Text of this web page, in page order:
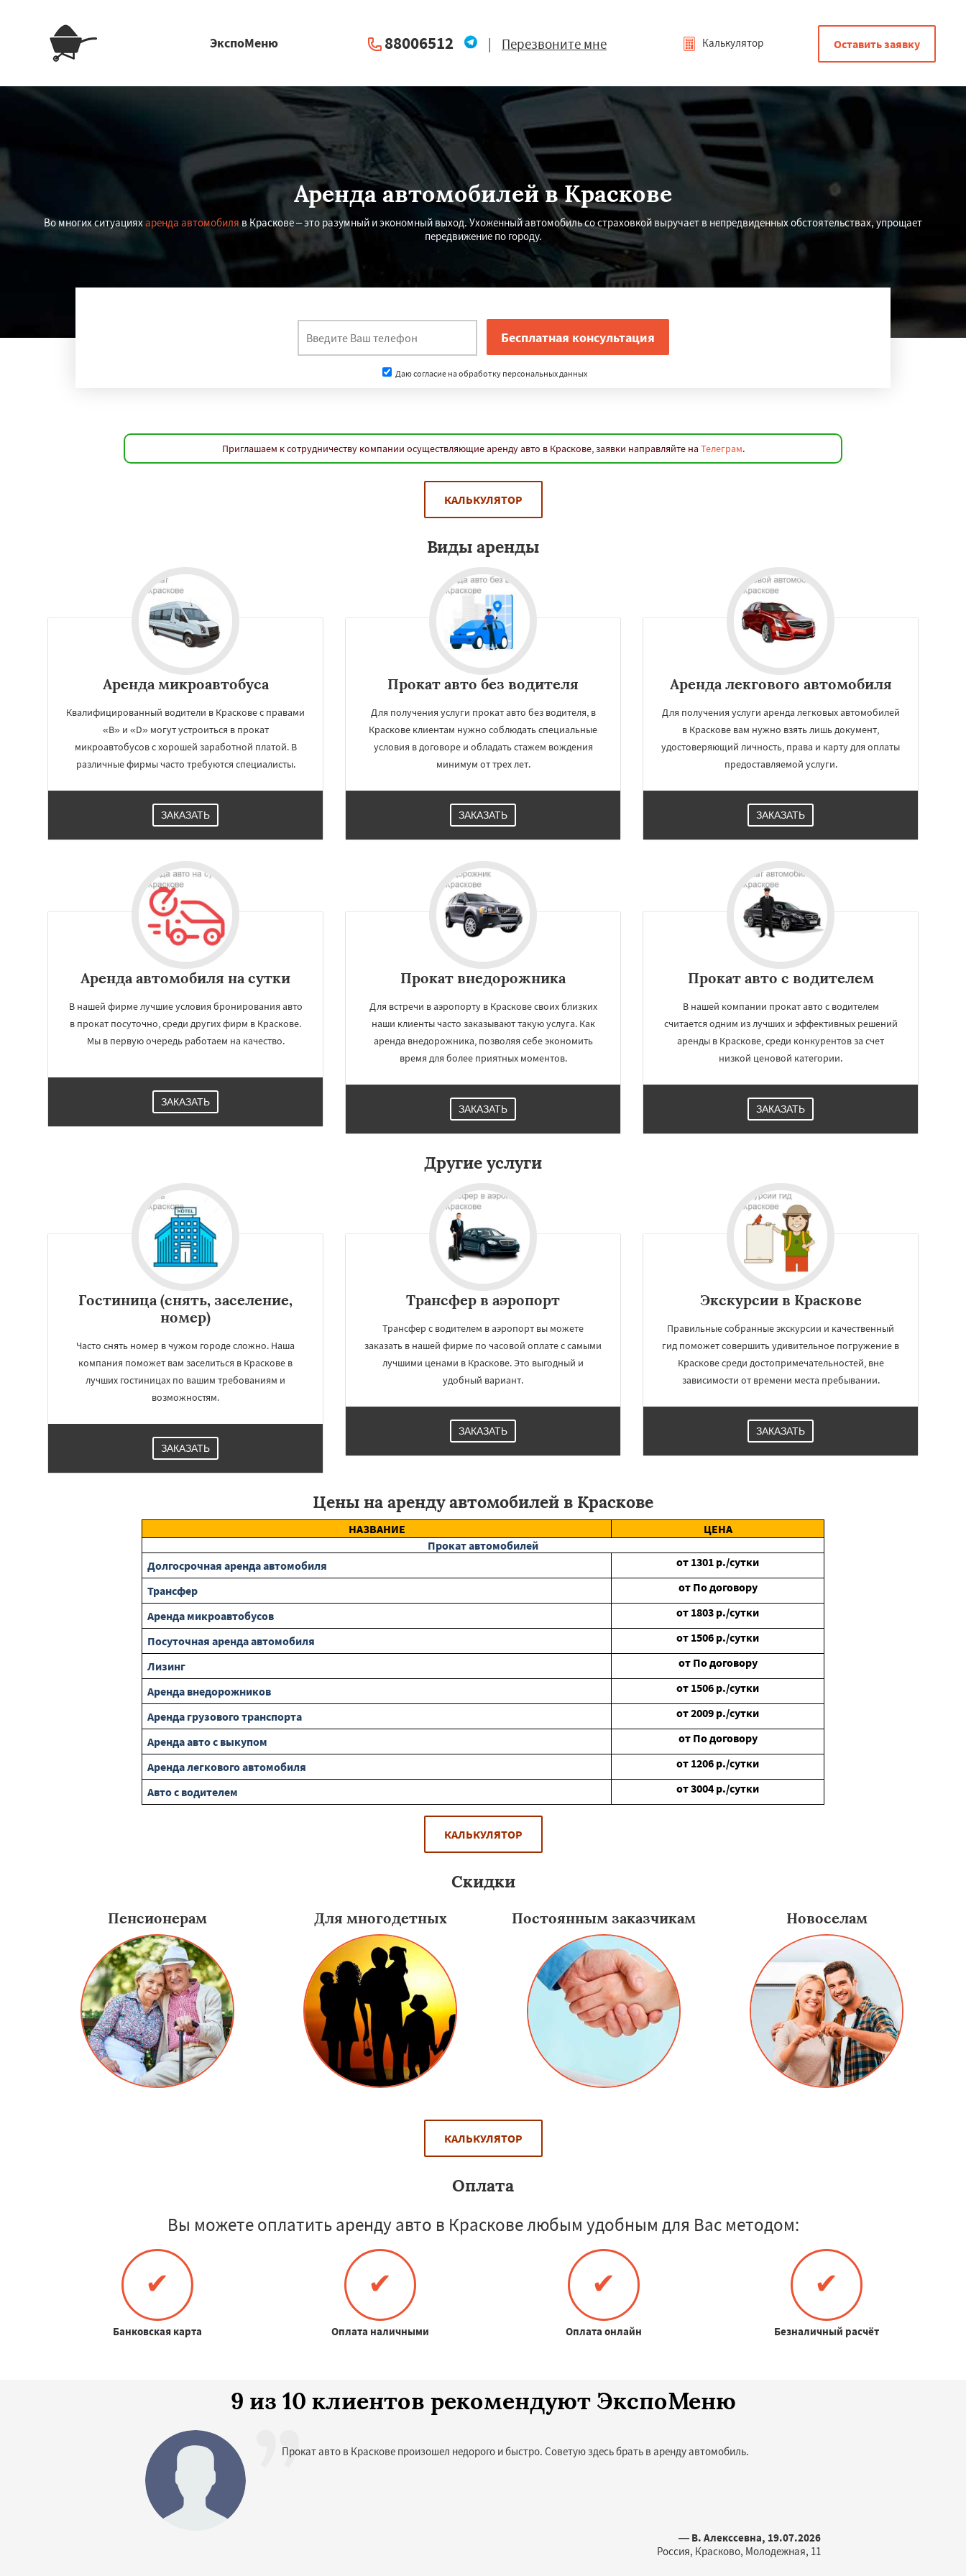
×
Нахабино
Фосфоритный
ЭкспоМеню 88006512 | Перезвоните мне Калькулятор Оставить заявку
Аренда автомобилей в Краскове
Во многих ситуацияхаренда автомобиляв Краскове – это разумный и экономный выход. Ухоженный автомобиль со страховкой выручает в непредвиденных обстоятельствах, упрощает
передвижение по городу.
Даю согласие на обработку персональных данных
Приглашаем к сотрудничеству компании осуществляющие аренду авто в Краскове, заявки направляйте на Телеграм.
КАЛЬКУЛЯТОР
Виды аренды
Аренда микроавтобуса
Квалифицированный водители в Краскове с правами
«B» и «D» могут устроиться в прокат
микроавтобусов с хорошей заработной платой. В
различные фирмы часто требуются специалисты.
ЗАКАЗАТЬ
Прокат авто без водителя
Для получения услуги прокат авто без водителя, в
Краскове клиентам нужно соблюдать специальные
условия в договоре и обладать стажем вождения
минимум от трех лет.
ЗАКАЗАТЬ
Аренда лекгового автомобиля
Для получения услуги аренда легковых автомобилей
в Краскове вам нужно взять лишь документ,
удостоверяющий личность, права и карту для оплаты
предоставляемой услуги.
ЗАКАЗАТЬ
Аренда автомобиля на сутки
В нашей фирме лучшие условия бронирования авто
в прокат посуточно, среди других фирм в Краскове.
Мы в первую очередь работаем на качество.
ЗАКАЗАТЬ
Прокат внедорожника
Для встречи в аэропорту в Краскове своих близких
наши клиенты часто заказывают такую услуга. Как
аренда внедорожника, позволяя себе экономить
время для более приятных моментов.
ЗАКАЗАТЬ
Прокат авто с водителем
В нашей компании прокат авто с водителем
считается одним из лучших и эффективных решений
аренды в Краскове, среди конкурентов за счет
низкой ценовой категории.
ЗАКАЗАТЬ
Другие услуги
Гостиница (снять, заселение,
номер)
Часто снять номер в чужом городе сложно. Наша
компания поможет вам заселиться в Краскове в
лучших гостиницах по вашим требованиям и
возможностям.
ЗАКАЗАТЬ
Трансфер в аэропорт
Трансфер с водителем в аэропорт вы можете
заказать в нашей фирме по часовой оплате с самыми
лучшими ценами в Краскове. Это выгодный и
удобный вариант.
ЗАКАЗАТЬ
Экскурсии в Краскове
Правильные собранные экскурсии и качественный
гид поможет совершить удивительное погружение в
Краскове среди достопримечательностей, вне
зависимости от времени места пребывании.
ЗАКАЗАТЬ
Цены на аренду автомобилей в Краскове
НАЗВАНИЕ
ЦЕНА
Прокат автомобилей
Долгосрочная аренда автомобиля
от 1301 р./сутки
Трансфер
от По договору
Аренда микроавтобусов
от 1803 р./сутки
Посуточная аренда автомобиля
от 1506 р./сутки
Лизинг
от По договору
Аренда внедорожников
от 1506 р./сутки
Аренда грузового транспорта
от2009 р./сутки
Аренда авто с выкупом
от По договору
Аренда легкового автомобиля
от 1206 р./сутки
Авто с водителем
от3004 р./сутки
КАЛЬКУЛЯТОР
Скидки
Пенсионерам Для многодетных Постоянным заказчикам Новоселам
КАЛЬКУЛЯТОР
Оплата
Вы можете оплатить аренду авто в Краскове любым удобным для Вас методом:
✔
Банковская карта
✔
Оплата наличными
✔
Оплата онлайн
✔
Безналичный расчёт
9 из 10 клиентов рекомендуют ЭкспоМеню
Прокат авто в Краскове произошел недорого и быстро. Советую здесь брать в аренду автомобиль.
— В. Алекссевна, 19.07.2026
Россия, Красково, Молодежная, 11
×